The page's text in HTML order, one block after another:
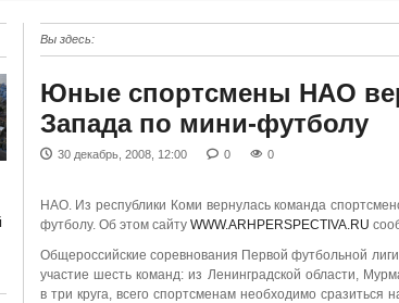
продолжают затруднять
21.04.2026 -
20.04.2026 - Итоги
18.04.2026 - Мобильные
появились в Монтгомери
Вы здесь:
Юные спортсмены НАО
Запада по мини-футболу
30 декабрь, 2008, 12:00 0 0
НАО. Из республики Коми вернулась команда
футболу. Об этом сайту WWW.ARHPERSPECTIVA.RU
Общероссийские соревнования Первой футбольной
участие шесть команд: из Ленинградской области,
в три круга, всего спортсменам необходимо